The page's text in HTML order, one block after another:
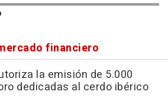
financiero
la emisión de 5.000
dedicadas al cerdo ibérico